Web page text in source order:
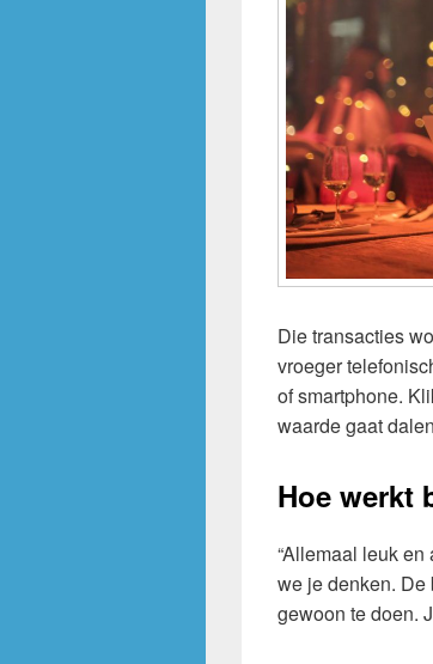
Die transacties
vroeger
of smartphone.
waarde gaat
Hoe werkt
“Allemaal leuk
we je denken. De
gewoon te doen.